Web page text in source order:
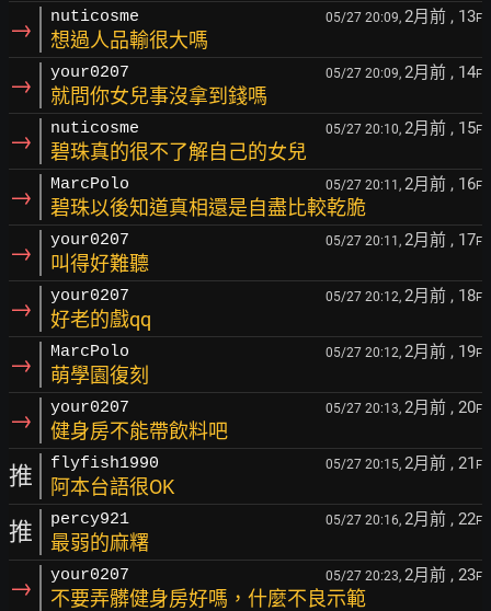
→ nuticosme 05/27 20:09, 2月前 , 13F
想過人品輸很大嗎
→ your0207 05/27 20:09, 2月前 , 14F
就問你女兒事沒拿到錢嗎
→ nuticosme 05/27 20:10, 2月前 , 15F
碧珠真的很不了解自己的女兒
→ MarcPolo 05/27 20:11, 2月前 , 16F
碧珠以後知道真相還是自盡比較乾脆
→ your0207 05/27 20:11, 2月前 , 17F
叫得好難聽
→ your0207 05/27 20:12, 2月前 , 18F
好老的戲qq
→ MarcPolo 05/27 20:12, 2月前 , 19F
萌學園復刻
→ your0207 05/27 20:13, 2月前 , 20F
健身房不能帶飲料吧
推 flyfish1990 05/27 20:15, 2月前 , 21 F
阿本台語很OK
推 percy921 05/27 20:16, 2月前 , 22F
最弱的麻糬
→ your0207 05/27 20:23, 2月前 , 23F
不要弄髒健身房好嗎，什麼不良示範